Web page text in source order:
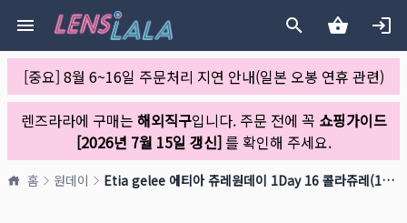
[중요] 8월 6~16일 주문처리 지연 안내(일본 오봉 연휴 관련)
렌즈라라에 구매는 해외직구입니다. 주문 전에 꼭 쇼핑가이드
[2026년 7월 15일 갱신]를 확인해 주세요.
홈 원데이 Etia gelee 에티아 쥬레원데이 1Day 16 콜라쥬레(1박스 10개들이)